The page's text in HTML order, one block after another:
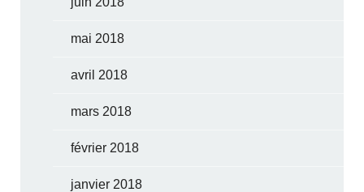
mai 2018
avril 2018
mars 2018
février 2018
janvier 2018